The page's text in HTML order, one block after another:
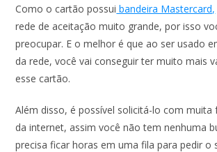
Como o cartão possui bandeira Mastercard,
rede de aceitação muito grande, por isso
preocupar. E o melhor é que ao ser usado
da rede, você vai conseguir ter muito mais
esse cartão.
Além disso, é possível solicitá-lo com muita
da internet, assim você não tem nenhuma
precisa ficar horas em uma fila para pedir o